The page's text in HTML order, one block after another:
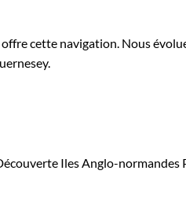
cette navigation. Nous
Iles Anglo-normandes